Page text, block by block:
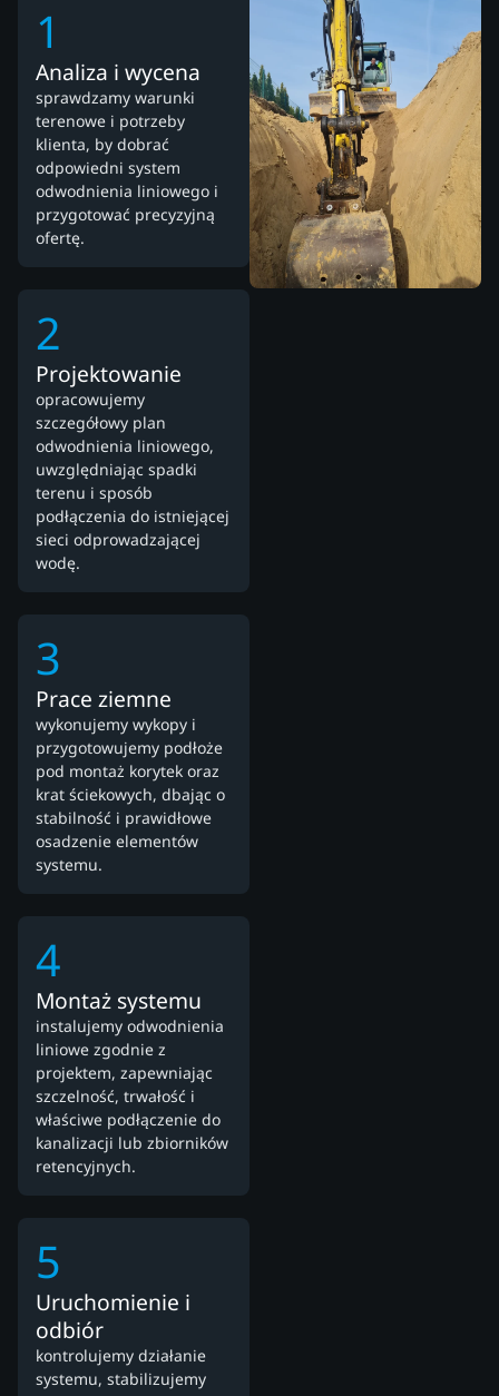
1
Analiza i wycena
sprawdzamy warunki
terenowe i potrzeby
klienta, by dobrać
odpowiedni system
odwodnienia liniowego i
przygotować precyzyjną
ofertę.
2
Projektowanie
opracowujemy
szczegółowy plan
odwodnienia liniowego,
uwzględniając spadki
terenu i sposób
podłączenia do istniejącej
sieci odprowadzającej
wodę.
3
Prace ziemne
wykonujemy wykopy i
przygotowujemy podłoże
pod montaż korytek oraz
krat ściekowych, dbając o
stabilność i prawidłowe
osadzenie elementów
systemu.
4
Montaż systemu
instalujemy odwodnienia
liniowe zgodnie z
projektem, zapewniając
szczelność, trwałość i
właściwe podłączenie do
kanalizacji lub zbiorników
retencyjnych.
5
Uruchomienie i
odbiór
kontrolujemy działanie
systemu, stabilizujemy